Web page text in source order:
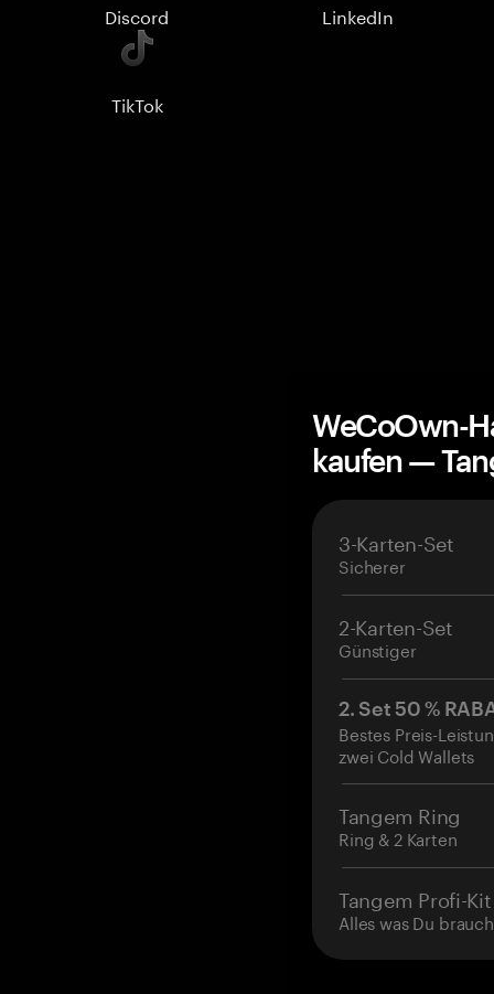
Discord LinkedIn
TikTok
WeCoOwn-
kaufen —
3-Karten-Set
Sicherer
2-Karten-Set
Günstiger
2. Set 50 %
Bestes Preis-
zwei Cold Wallets
Tangem Ring
Ring & 2 Karten
Tangem Profi-Kit
Alles was Du